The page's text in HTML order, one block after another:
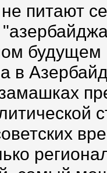
питают
будущем
в